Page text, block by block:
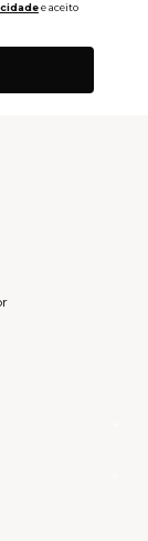
e aceito